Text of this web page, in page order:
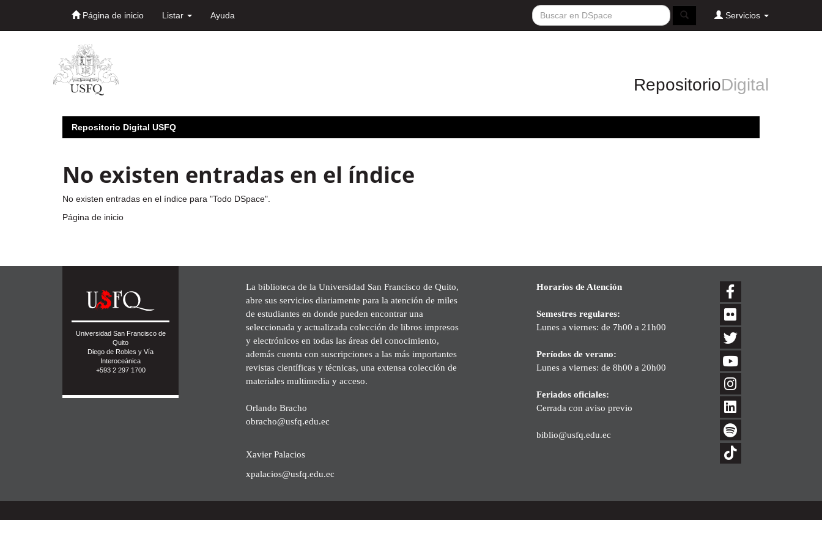
Página de inicio Listar Ayuda Servicios
RepositorioDigital
Repositorio Digital USFQ
No existen entradas en el índice
No existen entradas en el índice para "Todo DSpace".
Página de inicio
Universidad San Francisco de
Quito
Diego de Robles y Vía
Interoceánica
+593 2 297 1700
La biblioteca de la Universidad San Francisco de Quito,
abre sus servicios diariamente para la atención de miles
de estudiantes en donde pueden encontrar una
seleccionada y actualizada colección de libros impresos
y electrónicos en todas las áreas del conocimiento,
además cuenta con suscripciones a las más importantes
revistas científicas y técnicas, una extensa colección de
materiales multimedia y acceso.
Orlando Bracho
obracho@usfq.edu.ec
Xavier Palacios
xpalacios@usfq.edu.ec
Horarios de Atención
Semestres regulares:
Lunes a viernes: de 7h00 a 21h00
Períodos de verano:
Lunes a viernes: de 8h00 a 20h00
Feriados oficiales:
Cerrada con aviso previo
biblio@usfq.edu.ec